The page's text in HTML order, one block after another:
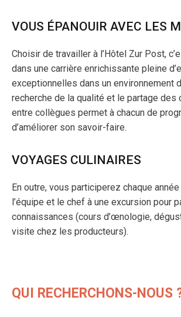
VOUS ÉPANOUIR AVEC LES
Choisir de travailler à l’Hôtel Zur Post,
dans une carrière enrichissante pleine
exceptionnelles dans un environnement
recherche de la qualité et le partage des
entre collègues permet à chacun de
d’améliorer son savoir-faire.
VOYAGES CULINAIRES
En outre, vous participerez chaque
l’équipe et le chef à une excursion pour
connaissances (cours d’œnologie,
visite chez les producteurs).
QUI RECHERCHONS-NOUS